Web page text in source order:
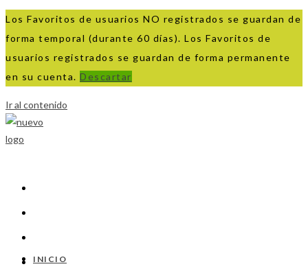
Los Favoritos de usuarios NO registrados se guardan de
forma temporal (durante 60 días). Los Favoritos de
usuarios registrados se guardan de forma permanente
en su cuenta. Descartar
Ir al contenido
INICIO